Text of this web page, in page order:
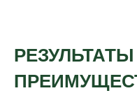
РЕЗУЛЬТАТЫ